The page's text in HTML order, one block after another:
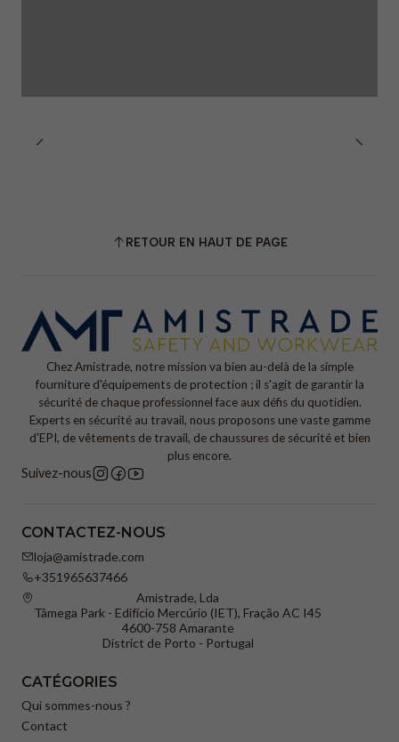
RETOUR EN HAUT DE PAGE
Chez Amistrade, notre mission va bien au-delà de la simple
fourniture d'équipements de protection ; il s'agit de garantir la
sécurité de chaque professionnel face aux défis du quotidien.
Experts en sécurité au travail, nous proposons une vaste gamme
d'EPI, de vêtements de travail, de chaussures de sécurité et bien
plus encore.
Suivez-nous
CONTACTEZ-NOUS
loja@amistrade.com
+351965637466
Amistrade, Lda
Tâmega Park - Edifício Mercúrio (IET), Fração AC I45
4600-758 Amarante
District de Porto - Portugal
CATÉGORIES
Qui sommes-nous ?
Contact